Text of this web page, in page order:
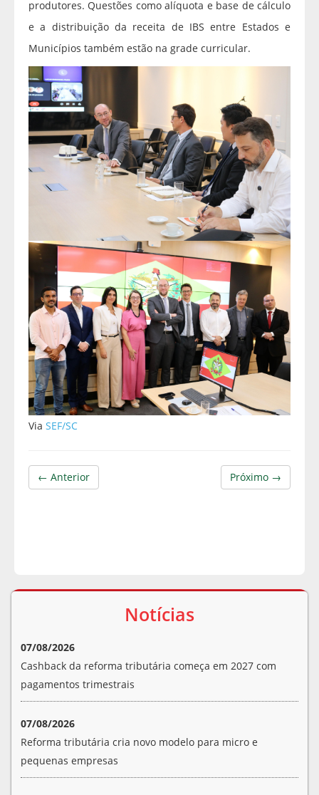
produtores. Questões como alíquota e base de cálculo
e a distribuição da receita de IBS entre Estados e
Municípios também estão na grade curricular.
Via SEF/SC
Próximo →
← Anterior
Notícias
07/08/2026
Cashback da reforma tributária começa em 2027 com
pagamentos trimestrais
07/08/2026
Reforma tributária cria novo modelo para micro e
pequenas empresas